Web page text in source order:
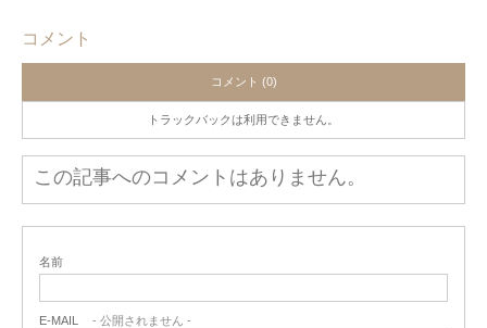
コメント
コメント (0)
トラックバックは利用できません。
この記事へのコメントはありません。
名前
E-MAIL - 公開されません -